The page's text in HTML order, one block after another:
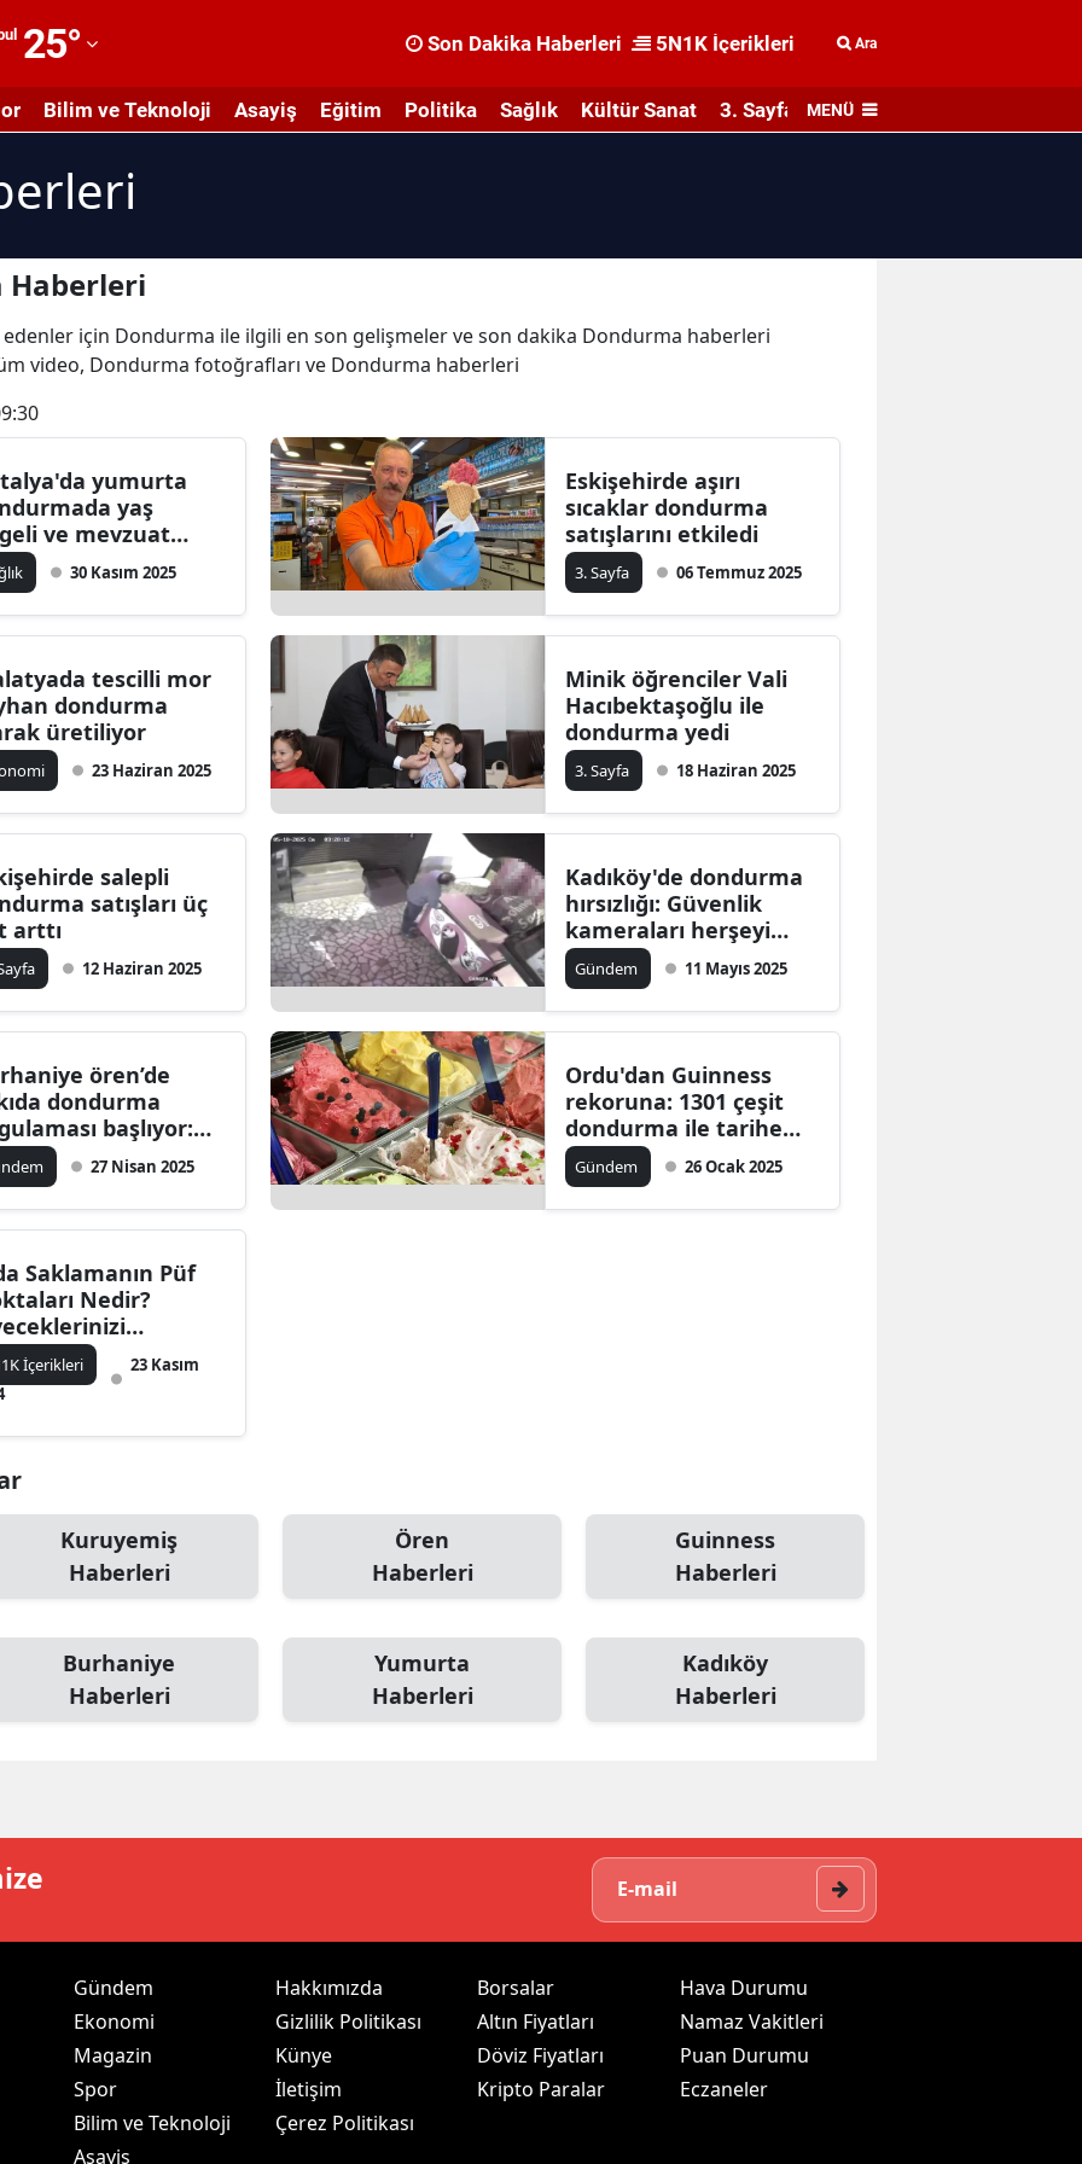
25° Son Dakika Haberleri 5N1K İçerikleri Ara
Bilim ve Teknoloji Asayiş Eğitim Politika Sağlık Kültür Sanat 3. Sayfa MENÜ
Haberleri
için Dondurma ile ilgili en son gelişmeler ve son dakika Dondurma haberleri
video, Dondurma fotoğrafları ve Dondurma haberleri
yumurta
yaş
ve mevzuat
kongrede ele
30 Kasım 2025
Eskişehirde aşırı
sıcaklar dondurma
satışlarını etkiledi
3. Sayfa 06 Temmuz 2025
tescilli mor
dondurma
üretiliyor
23 Haziran 2025
Minik öğrenciler Vali
Hacıbektaşoğlu ile
dondurma yedi
3. Sayfa 18 Haziran 2025
salepli
satışları üç
arttı
12 Haziran 2025
Kadıköy'de dondurma
hırsızlığı: Güvenlik
kameraları herşeyi
kaydetti
Gündem 11 Mayıs 2025
ören’de
dondurma
başlıyor:
Teslim
bu yıl da
ettirecek
27 Nisan 2025
Ordu'dan Guinness
rekoruna: 1301 çeşit
dondurma ile tarihe
geçildi
Gündem 26 Ocak 2025
Saklamanın Püf
Nedir?
Nasıl
İçerikleri
23 Kasım
Kuruyemiş
Haberleri
Ören
Haberleri
Guinness
Haberleri
Burhaniye
Haberleri
Yumurta
Haberleri
Kadıköy
Haberleri
Gündem
Ekonomi
Magazin
Spor
Bilim ve Teknoloji
Asayiş
Hakkımızda
Gizlilik Politikası
Künye
İletişim
Çerez Politikası
Borsalar
Altın Fiyatları
Döviz Fiyatları
Kripto Paralar
Hava Durumu
Namaz Vakitleri
Puan Durumu
Eczaneler